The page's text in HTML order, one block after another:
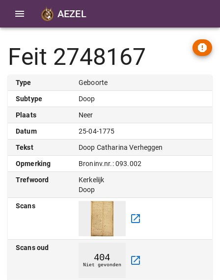
AEZEL
Feit 2748167
Type Geboorte
Subtype Doop
Plaats Neer
Datum 25-04-1775
Tekst Doop Catharina Verheggen
Opmerking Broninv.nr.: 093.002
Trefwoord
Kerkelijk
Doop
Scans
Scans oud